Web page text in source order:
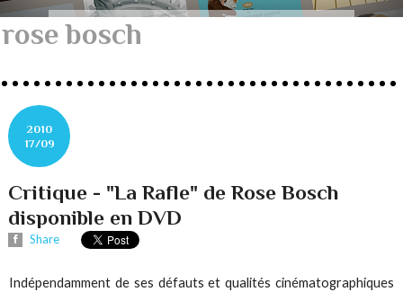
rose bosch
2010
17/09
Critique - "La Rafle" de Rose Bosch
disponible en DVD
Share
Indépendamment de ses défauts et qualités cinématographiques